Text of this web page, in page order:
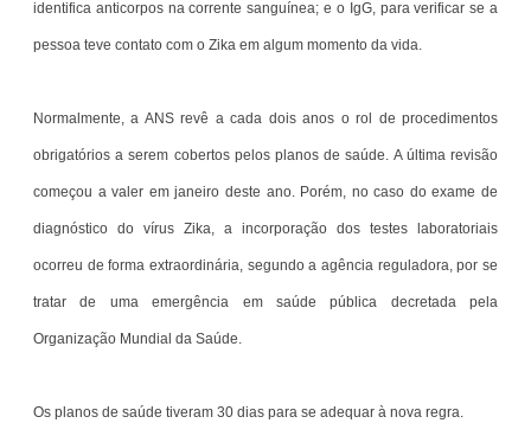
identifica anticorpos na corrente sanguínea; e o IgG, para verificar se a
pessoa teve contato com o Zika em algum momento da vida.
Normalmente, a ANS revê a cada dois anos o rol de procedimentos
obrigatórios a serem cobertos pelos planos de saúde. A última revisão
começou a valer em janeiro deste ano. Porém, no caso do exame de
diagnóstico do vírus Zika, a incorporação dos testes laboratoriais
ocorreu de forma extraordinária, segundo a agência reguladora, por se
tratar de uma emergência em saúde pública decretada pela
Organização Mundial da Saúde.
Os planos de saúde tiveram 30 dias para se adequar à nova regra.